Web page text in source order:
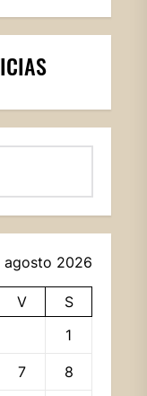
agosto 2026
V
S
1
7 8